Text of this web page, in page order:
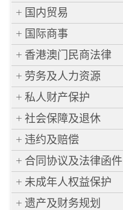
国内贸易
国际商事
香港澳门民商法律
劳务及人力资源
私人财产保护
社会保障及退休
违约及赔偿
合同协议及法律函件
未成年人权益保护
遗产及财务规划